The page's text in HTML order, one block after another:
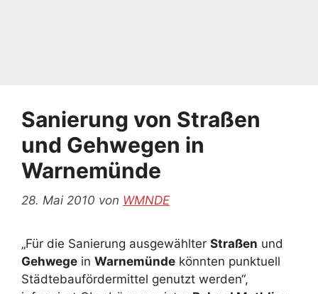
Sanierung von Straßen
und Gehwegen in
Warnemünde
28. Mai 2010 von WMNDE
„Für die Sanierung ausgewählter Straßen und
Gehwege in Warnemünde könnten punktuell
Städtebaufördermittel genutzt werden“,